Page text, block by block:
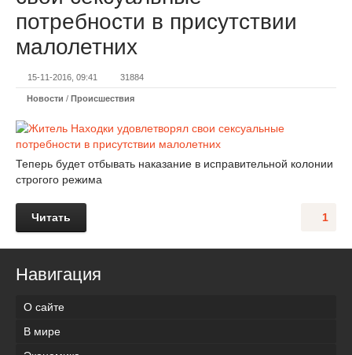
потребности в присутствии
малолетних
15-11-2016, 09:41 31884
Новости / Происшествия
Теперь будет отбывать наказание в исправительной колонии
строгого режима
1
Читать
Навигация
О сайте
В мире